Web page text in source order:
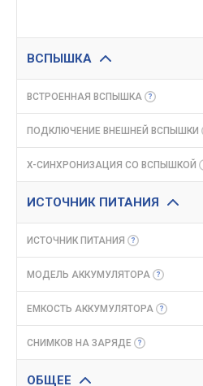
ВСПЫШКА
ВСТРОЕННАЯ ВСПЫШКА
ПОДКЛЮЧЕНИЕ ВНЕШНЕЙ ВСПЫШКИ
X-СИНХРОНИЗАЦИЯ СО ВСПЫШКОЙ
ИСТОЧНИК ПИТАНИЯ
ИСТОЧНИК ПИТАНИЯ
МОДЕЛЬ АККУМУЛЯТОРА
ЕМКОСТЬ АККУМУЛЯТОРА
СНИМКОВ НА ЗАРЯДЕ
ОБЩЕЕ